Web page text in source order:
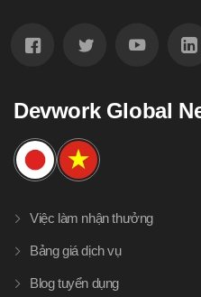
Devwork Global
Việc làm nhận thưởng
Bảng giá dịch vụ
Blog tuyển dụng